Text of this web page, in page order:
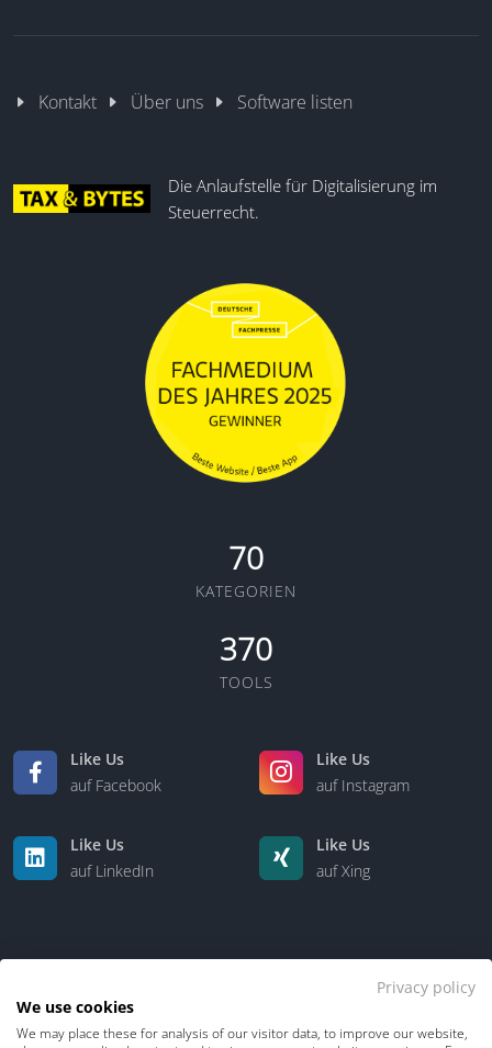
Kontakt Über uns Software listen
Die Anlaufstelle für Digitalisierung im
Steuerrecht.
70
KATEGORIEN
370
TOOLS
Like Us
auf Facebook
Like Us
auf Instagram
Like Us
auf LinkedIn
Like Us
auf Xing
Kontakt Über uns
Privacy policy
We use cookies
We may place these for analysis of our visitor data, to improve our website,